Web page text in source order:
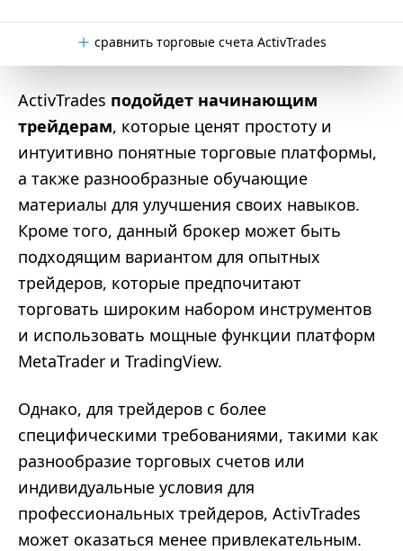
сравнить торговые счета ActivTrades
ActivTrades подойдет начинающим
трейдерам, которые ценят простоту и
интуитивно понятные торговые платформы,
а также разнообразные обучающие
материалы для улучшения своих навыков.
Кроме того, данный брокер может быть
подходящим вариантом для опытных
трейдеров, которые предпочитают
торговать широким набором инструментов
и использовать мощные функции платформ
MetaTrader и TradingView.
Однако, для трейдеров с более
специфическими требованиями, такими как
разнообразие торговых счетов или
индивидуальные условия для
профессиональных трейдеров, ActivTrades
может оказаться менее привлекательным.